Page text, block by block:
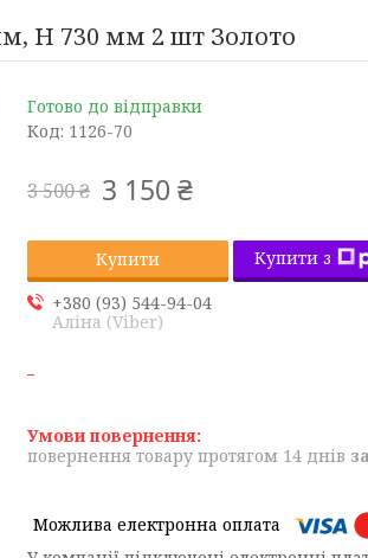
H 730 мм 2 шт Золото
Готово до відправки
Код: 1126-70
3 500 ₴ 3 150 ₴
Купити
Купити з
+380 (93) 544-94-04
Аліна (Viber)
повернення товару протягом 14 днів